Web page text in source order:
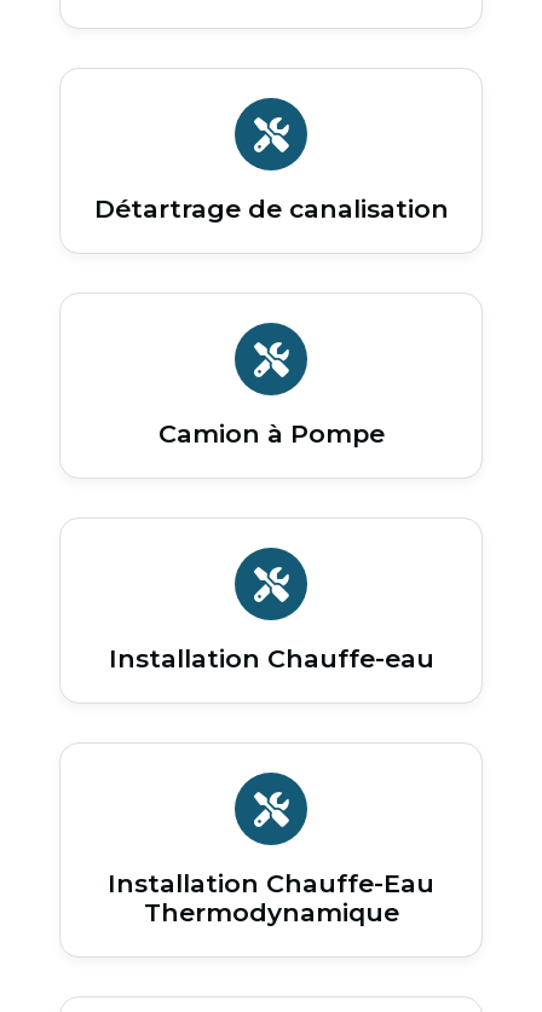
Détartrage de canalisation
Camion à Pompe
Installation Chauffe-eau
Installation Chauffe-Eau
Thermodynamique